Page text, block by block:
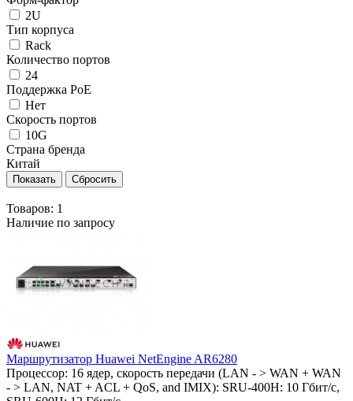
2U
Тип корпуса
Rack
Количество портов
24
Поддержка PoE
Нет
Скорость портов
10G
Страна бренда
Китай
Товаров: 1
Наличие по запросу
Маршрутизатор Huawei NetEngine AR6280
Процессор: 16 ядер, скорость передачи (LAN - > WAN + WAN
- > LAN, NAT + ACL + QoS, and IMIX): SRU-400H: 10 Гбит/с,